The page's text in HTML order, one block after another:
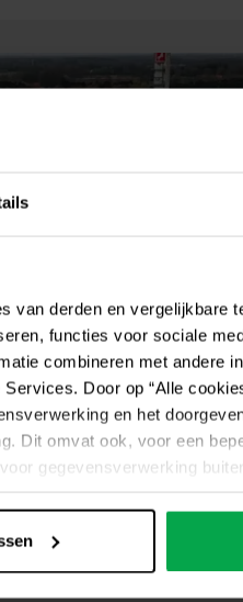
van derden en vergelijkbare
functies voor sociale
combineren met andere
Door op “Alle
en het
Dit omvat ook, voor een
gegevensverwerking
van dienstverleners, het
autoriteiten kunnen
beschikbaar zijn
het
van